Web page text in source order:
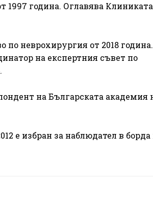
година. Оглавява Клиниката
неврохирургия от 2018 година.
на експертния съвет по
на Българската академия
е избран за наблюдател в борда